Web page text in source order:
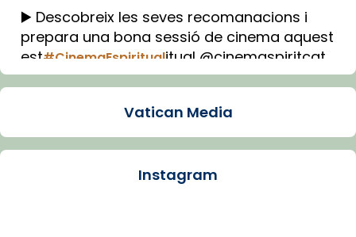
▶️ Descobreix les seves recomanacions i
prepara una bona sessió de cinema aquest
est#CinemaEspiritualitual @cinemaspiritcat
Imatge: Generada amb IA (OpenAI)
Arquebisbat de Barcelona
Vatican Media
Instagram